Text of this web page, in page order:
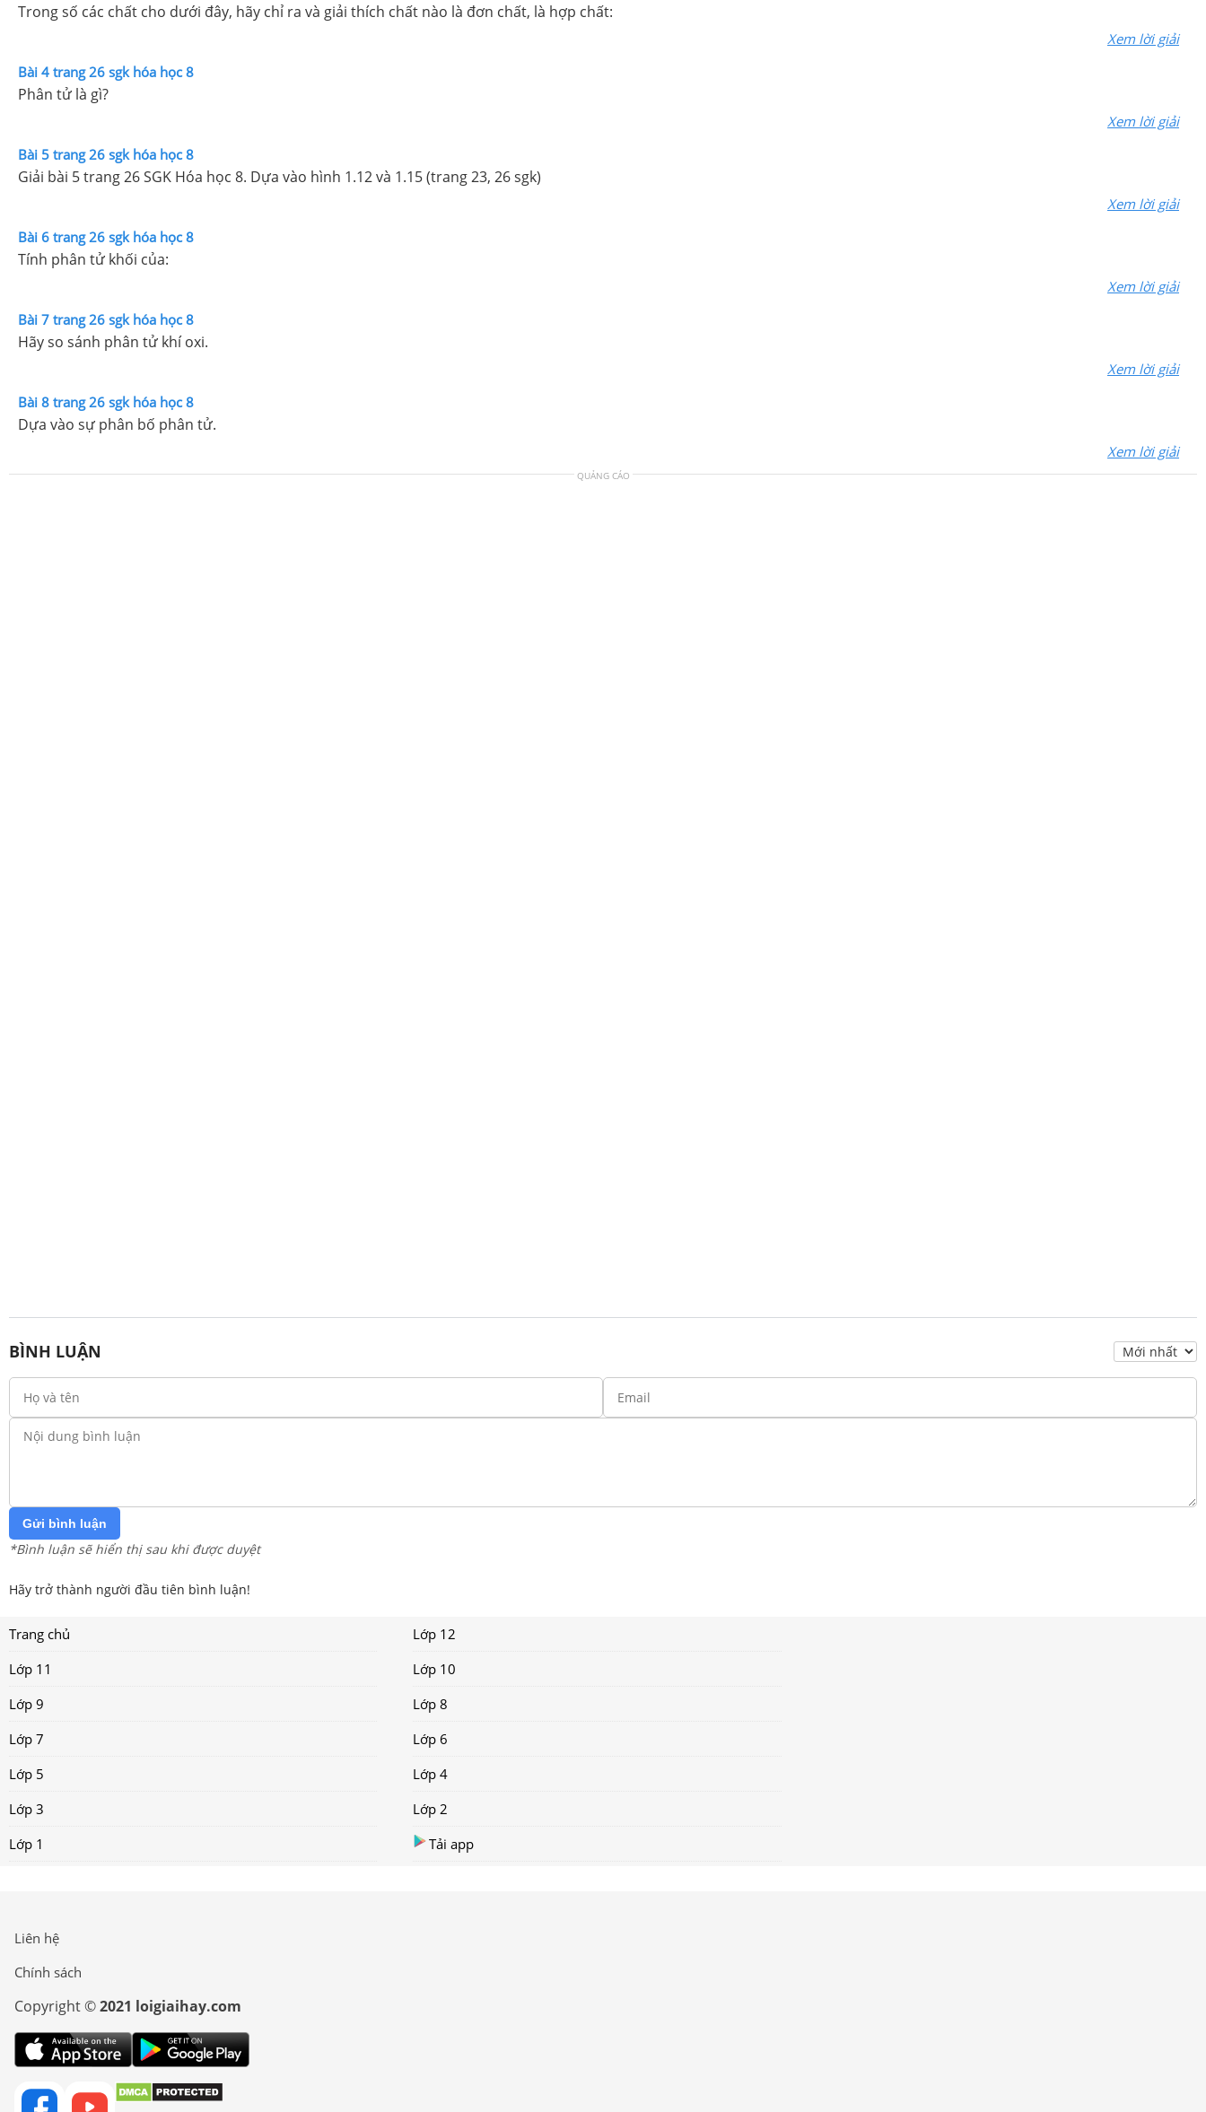
Trong số các chất cho dưới đây, hãy chỉ ra và giải thích chất nào là đơn chất, là hợp chất:
Xem lời giải
Bài 4 trang 26 sgk hóa học 8
Phân tử là gì?
Xem lời giải
Bài 5 trang 26 sgk hóa học 8
Giải bài 5 trang 26 SGK Hóa học 8. Dựa vào hình 1.12 và 1.15 (trang 23, 26 sgk)
Xem lời giải
Bài 6 trang 26 sgk hóa học 8
Tính phân tử khối của:
Xem lời giải
Bài 7 trang 26 sgk hóa học 8
Hãy so sánh phân tử khí oxi.
Xem lời giải
Bài 8 trang 26 sgk hóa học 8
Dựa vào sự phân bố phân tử.
Xem lời giải
QUẢNG CÁO
BÌNH LUẬN
Gửi bình luận
*Bình luận sẽ hiển thị sau khi được duyệt
Hãy trở thành người đầu tiên bình luận!
Trang chủ
Lớp 12
Lớp 11
Lớp 10
Lớp 9
Lớp 8
Lớp 7
Lớp 6
Lớp 5
Lớp 4
Lớp 3
Lớp 2
Lớp 1
Tải app
Liên hệ
Chính sách
Copyright ©2021 loigiaihay.com